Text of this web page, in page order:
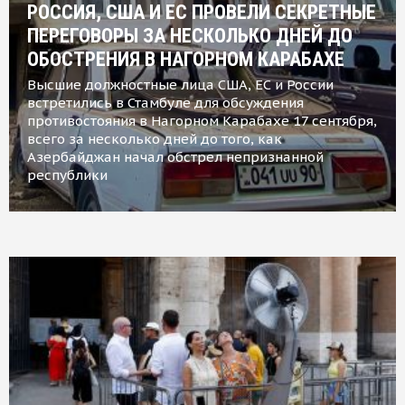
РОССИЯ, США И ЕС ПРОВЕЛИ СЕКРЕТНЫЕ
ПЕРЕГОВОРЫ ЗА НЕСКОЛЬКО ДНЕЙ ДО
ОБОСТРЕНИЯ В НАГОРНОМ КАРАБАХЕ
Высшие должностные лица США, ЕС и России
встретились в Стамбуле для обсуждения
противостояния в Нагорном Карабахе 17 сентября,
всего за несколько дней до того, как
Азербайджан начал обстрел непризнанной
республики